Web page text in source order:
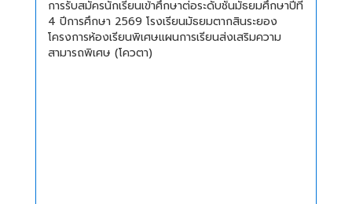
การรับสมัครนักเรียนเข้าศึกษาต่อระดับชั้นมัธยมศึกษาปีที่
4 ปีการศึกษา 2569 โรงเรียนมัธยมตากสินระยอง
โครงการห้องเรียนพิเศษแผนการเรียนส่งเสริมความ
สามารถพิเศษ (โควตา)